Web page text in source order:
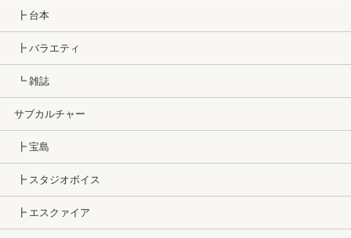
┣ 台本
┣ バラエティ
┗ 雑誌
サブカルチャー
┣ 宝島
┣ スタジオボイス
┣ エスクァイア